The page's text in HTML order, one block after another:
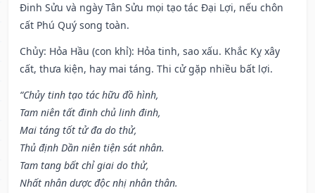
Đinh Sửu và ngày Tân Sửu mọi tạo tác Đại Lợi, nếu chôn
cất Phú Quý song toàn.
Chủy: Hỏa Hầu (con khỉ): Hỏa tinh, sao xấu. Khắc Kỵ xây
cất, thưa kiện, hay mai táng. Thi cử gặp nhiều bất lợi.
“Chủy tinh tạo tác hữu đồ hình,
Tam niên tất đinh chủ linh đinh,
Mai táng tốt tử đa do thử,
Thủ định Dần niên tiện sát nhân.
Tam tang bất chỉ giai do thử,
Nhất nhân dược độc nhị nhân thân.